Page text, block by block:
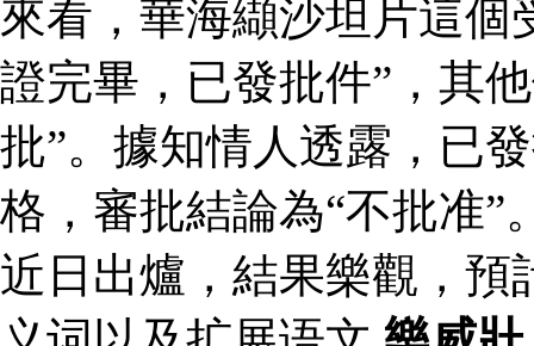
來看，華海纈沙坦片這個
證完畢，已發批件”，其
批”。據知情人透露，已
格，審批結論為“不批准”
近日出爐，結果樂觀，